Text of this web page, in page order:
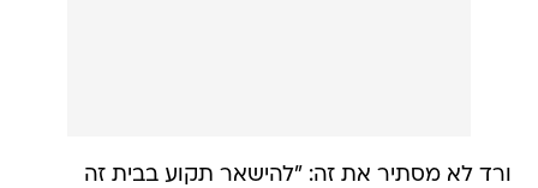
ורד לא מסתיר את זה: "להישאר תקוע בבית זה